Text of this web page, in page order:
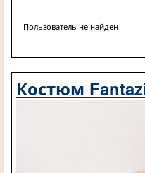
Пользователь не найден
Костюм